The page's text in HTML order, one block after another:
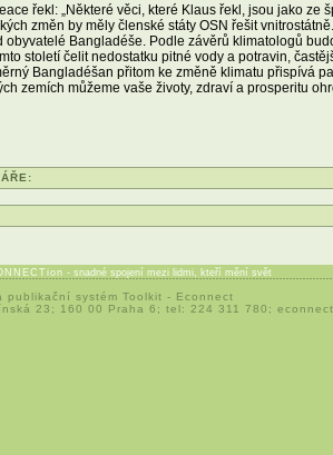
řekl: „Některé věci, které Klaus řekl, jsou jako ze
změn by měly členské státy OSN řešit
Bangladéše. Podle závěrů klimatologů
století čelit nedostatku pitné vody a potravin,
Bangladéšan přitom ke změně klimatu přispívá
zemích můžeme vaše životy, zdraví a prosperitu
- snadné spojení mezi lidmi, kteří mění svět
publikační systém Toolkit - Econnect
23; 160 00 Praha 6; tel: 224 311 780;